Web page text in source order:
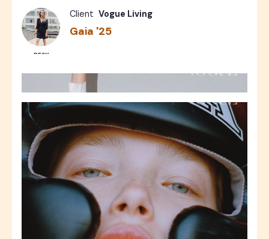
RESY
Client Vogue Living
Gaia '25